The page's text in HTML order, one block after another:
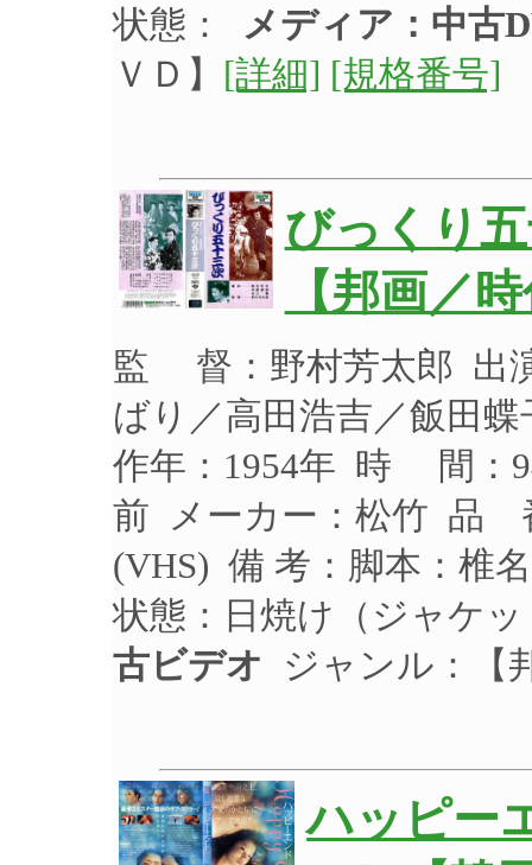
状態：
メディア：中古
ＶＤ】 [詳細] [規格番号]
びっくり
【邦画／
監 督：野村芳太郎 出
ばり／高田浩吉／飯田
作年：1954年 時 間：
前 メーカー：松竹 品
(VHS) 備 考：脚本：椎
状態：日焼け（ジャケ
古ビデオ ジャンル：【
ハッピー